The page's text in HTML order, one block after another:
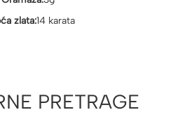
zlata:14 karata
PRETRAGE